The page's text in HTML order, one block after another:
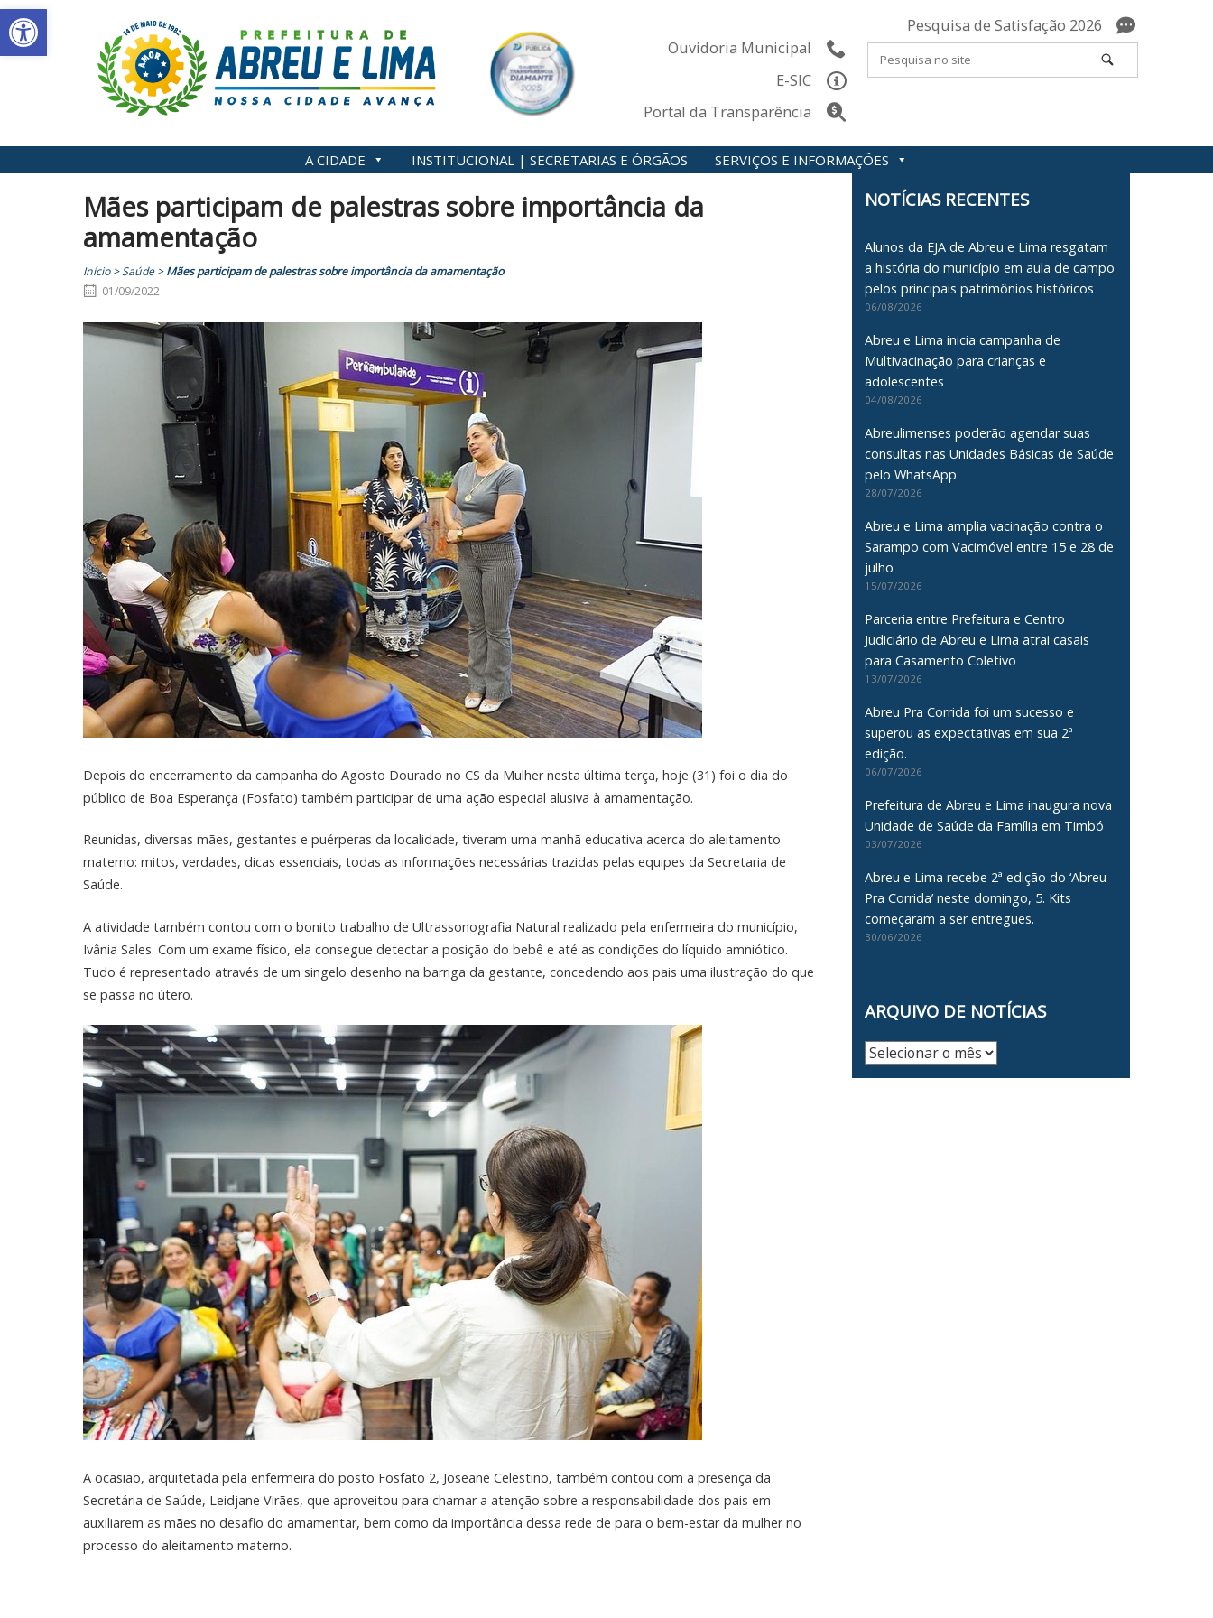
Abrir a barra de ferramentas
Skip
to
content
Ouvidoria Municipal
E-SIC
Portal da Transparência
Pesquisa de Satisfação 2026
A CIDADE INSTITUCIONAL | SECRETARIAS E ÓRGÃOS SERVIÇOS E INFORMAÇÕES
Mães participam de palestras sobre importância da
amamentação
Início>Saúde>Mães participam de palestras sobre importância da amamentação
01/09/2022
Depois do encerramento da campanha do Agosto Dourado no CS da Mulher nesta última terça, hoje (31) foi o dia do
público de Boa Esperança (Fosfato) também participar de uma ação especial alusiva à amamentação.
Reunidas, diversas mães, gestantes e puérperas da localidade, tiveram uma manhã educativa acerca do aleitamento
materno: mitos, verdades, dicas essenciais, todas as informações necessárias trazidas pelas equipes da Secretaria de
Saúde.
A atividade também contou com o bonito trabalho de Ultrassonografia Natural realizado pela enfermeira do município,
Ivânia Sales. Com um exame físico, ela consegue detectar a posição do bebê e até as condições do líquido amniótico.
Tudo é representado através de um singelo desenho na barriga da gestante, concedendo aos pais uma ilustração do que
se passa no útero.
A ocasião, arquitetada pela enfermeira do posto Fosfato 2, Joseane Celestino, também contou com a presença da
Secretária de Saúde, Leidjane Virães, que aproveitou para chamar a atenção sobre a responsabilidade dos pais em
auxiliarem as mães no desafio do amamentar, bem como da importância dessa rede de para o bem-estar da mulher no
processo do aleitamento materno.
NOTÍCIAS RECENTES
Alunos da EJA de Abreu e Lima resgatam
a história do município em aula de campo
pelos principais patrimônios históricos
06/08/2026
Abreu e Lima inicia campanha de
Multivacinação para crianças e
adolescentes
04/08/2026
Abreulimenses poderão agendar suas
consultas nas Unidades Básicas de Saúde
pelo WhatsApp
28/07/2026
Abreu e Lima amplia vacinação contra o
Sarampo com Vacimóvel entre 15 e 28 de
julho
15/07/2026
Parceria entre Prefeitura e Centro
Judiciário de Abreu e Lima atrai casais
para Casamento Coletivo
13/07/2026
Abreu Pra Corrida foi um sucesso e
superou as expectativas em sua 2ª
edição.
06/07/2026
Prefeitura de Abreu e Lima inaugura nova
Unidade de Saúde da Família em Timbó
03/07/2026
Abreu e Lima recebe 2ª edição do ‘Abreu
Pra Corrida’ neste domingo, 5. Kits
começaram a ser entregues.
30/06/2026
ARQUIVO DE NOTÍCIAS
Arquivo